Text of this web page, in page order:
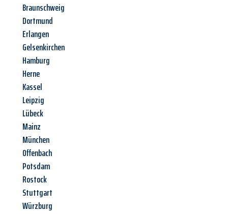
Braunschweig
Dortmund
Erlangen
Gelsenkirchen
Hamburg
Herne
Kassel
Leipzig
Lübeck
Mainz
München
Offenbach
Potsdam
Rostock
Stuttgart
Würzburg